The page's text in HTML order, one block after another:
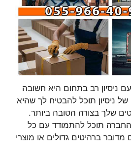
ניסיון רב בתחום היא חשובה
ניסיון תוכל להבטיח לך שהיא
שלך בצורה הטובה ביותר.
תוכל להתמודד עם כל
מדובר ברהיטים גדולים או מוצרי